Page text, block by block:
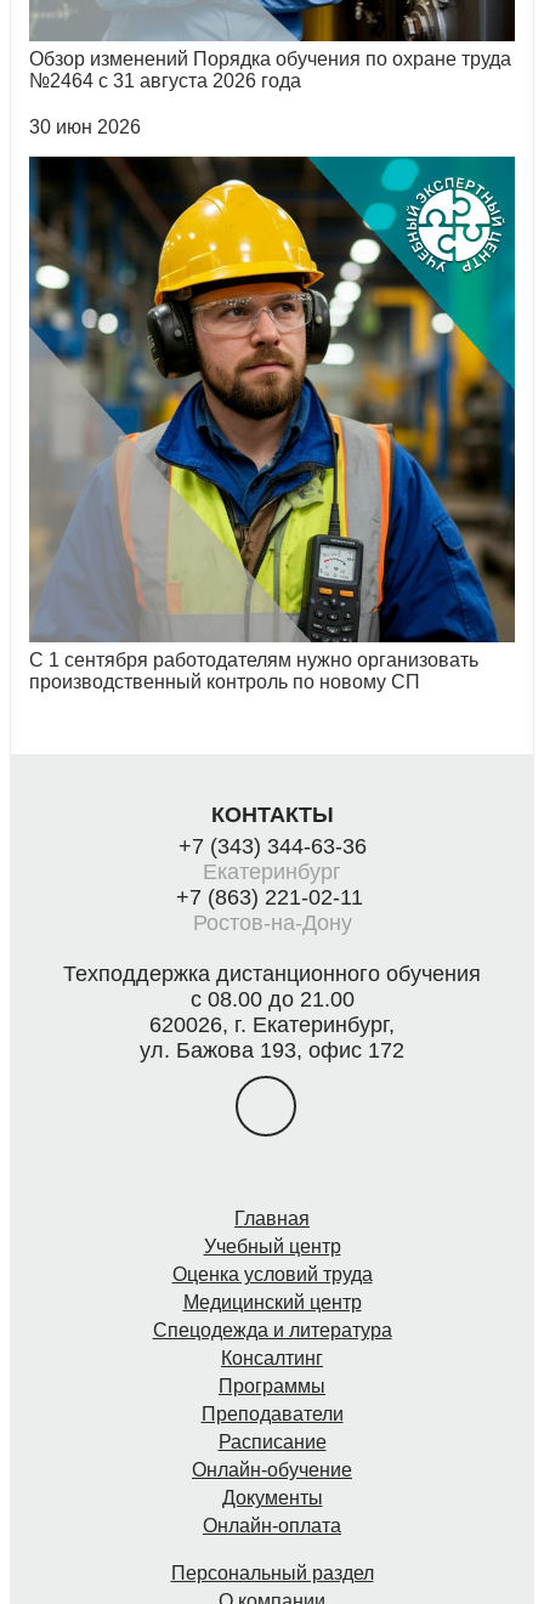
Обзор изменений Порядка обучения по охране труда
№2464 с 31 августа 2026 года
30 июн 2026
С 1 сентября работодателям нужно организовать
производственный контроль по новому СП
КОНТАКТЫ
+7 (343) 344-63-36
Екатеринбург
+7 (863) 221-02-11
Ростов-на-Дону
Техподдержка дистанционного обучения
с 08.00 до 21.00
620026, г. Екатеринбург,
ул. Бажова 193, офис 172
Главная
Учебный центр
Оценка условий труда
Медицинский центр
Спецодежда и литература
Консалтинг
Программы
Преподаватели
Расписание
Онлайн-обучение
Документы
Онлайн-оплата
Персональный раздел